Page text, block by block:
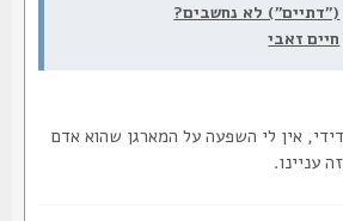
לא נחשבים?
זאבי
אין לי השפעה על המארגן שהוא אדם